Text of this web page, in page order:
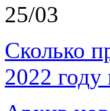
25/03
Сколько
2022 году